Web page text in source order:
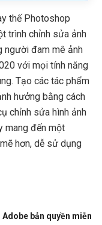
thế Photoshop
trình chỉnh sửa ảnh
người đam mê ảnh
với mọi tính năng
Tạo các tác phẩm
hưởng bằng cách
chỉnh sửa hình ảnh
mang đến một
hơn, dễ sử dụng
bản quyền miễn